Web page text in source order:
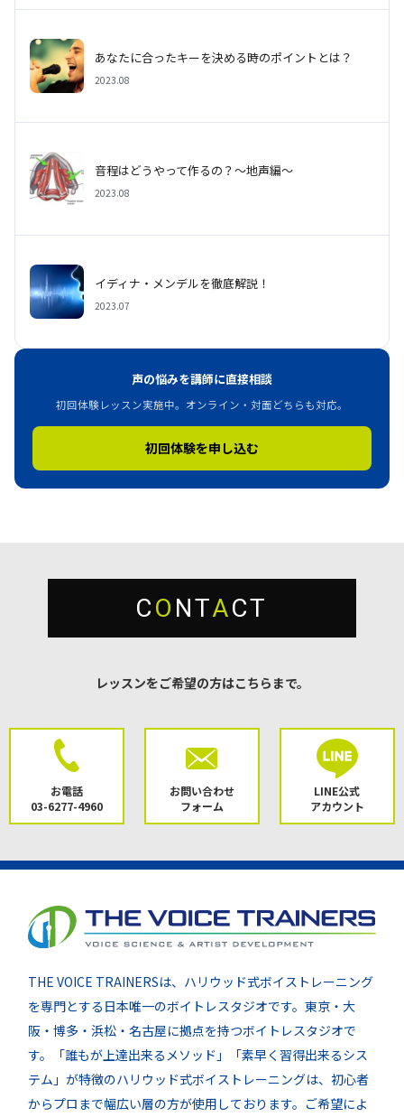
あなたに合ったキーを決める時のポイントとは？
2023.08
音程はどうやって作るの？〜地声編〜
2023.08
イディナ・メンデルを徹底解説！
2023.07
声の悩みを講師に直接相談
初回体験レッスン実施中。オンライン・対面どちらも対応。
初回体験を申し込む
CO NTACT
レッスンをご希望の方はこちらまで。
お電話
03-6277-4960
お問い合わせ
フォーム
LINE公式
アカウント
THE VOICE TRAINERSは、ハリウッド式ボイストレーニング
を専門とする日本唯一のボイトレスタジオです。東京・大
阪・博多・浜松・名古屋に拠点を持つボイトレスタジオで
す。「誰もが上達出来るメソッド」「素早く習得出来るシス
テム」が特徴のハリウッド式ボイストレーニングは、初心者
からプロまで幅広い層の方が使用しております。ご希望によ